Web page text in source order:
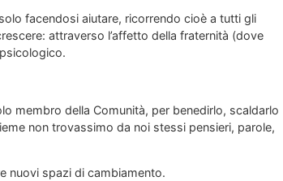
facendosi aiutare, ricorrendo cioè a tutti gli
attraverso l’affetto della fraternità (dove
membro della Comunità, per benedirlo, scaldarlo
non trovassimo da noi stessi pensieri, parole,
nuovi spazi di cambiamento.